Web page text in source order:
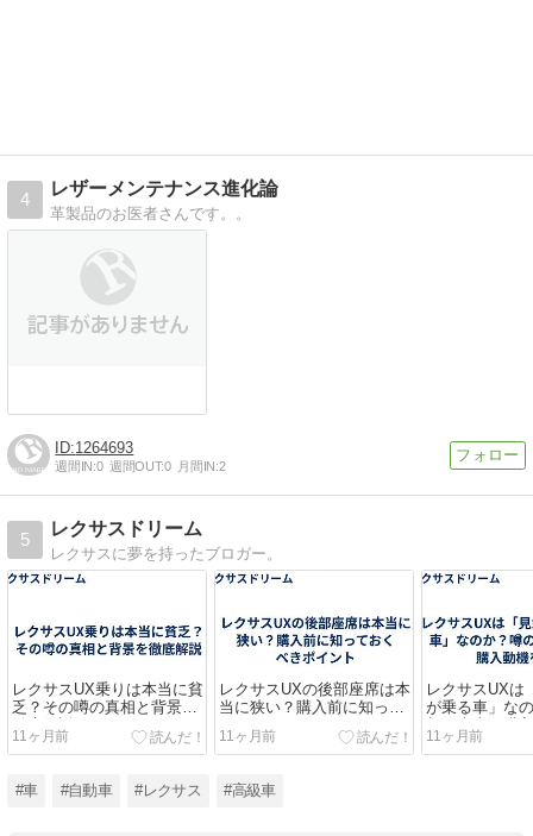
4
レザーメンテナンス進化論
革製品のお医者さんです。。
1264693
週間IN:0 週間OUT:0 月間IN:2
5
レクサスドリーム
レクサスに夢を持ったブロガー。
レクサスUX乗りは本当に貧
乏？その噂の真相と背景を
徹底解説
11ヶ月前
レクサスUXの後部座席は本
当に狭い？購入前に知って
おくべきポイント
11ヶ月前
レクサスUXは
が乗る車」な
相と本当の購
11ヶ月前
#車 #自動車 #レクサス #高級車